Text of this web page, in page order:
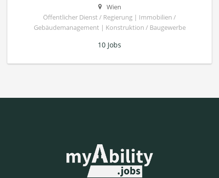
Wien
Öffentlicher Dienst / Regierung | Immobilien /
Gebäudemanagement | Konstruktion / Baugewerbe
10 Jobs